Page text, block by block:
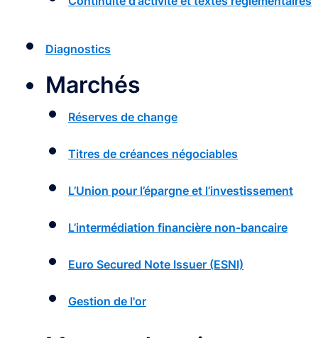
Diagnostics
Marchés
Réserves de change
Titres de créances négociables
L’Union pour l’épargne et l’investissement
L’intermédiation financière non-bancaire
Euro Secured Note Issuer (ESNI)
Gestion de l'or